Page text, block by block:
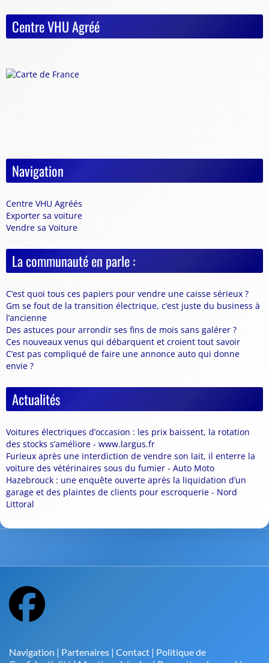
Centre VHU Agréé
Navigation
Centre VHU Agréés
Exporter sa voiture
Vendre sa Voiture
La communauté en parle :
C’est quoi tous ces papiers pour vendre une caisse sérieux ?
Gm se fout de la transition électrique, c’est juste du business à
l’ancienne
Des astuces pour arrondir ses fins de mois sans galérer ?
Ces nouveaux venus qui débarquent et croient tout savoir
C’est pas compliqué de faire une annonce auto qui donne
envie ?
Actualités
Voitures électriques d’occasion : les prix baissent, la rotation
des stocks s’améliore - www.largus.fr
Furieux après une interdiction de vendre son lait, il enterre la
voiture des vétérinaires sous du fumier - Auto Moto
Hazebrouck : une enquête ouverte après la liquidation d’un
garage et des plaintes de clients pour escroquerie - Nord
Littoral
Navigation | Partenaires | Contact | Politique de